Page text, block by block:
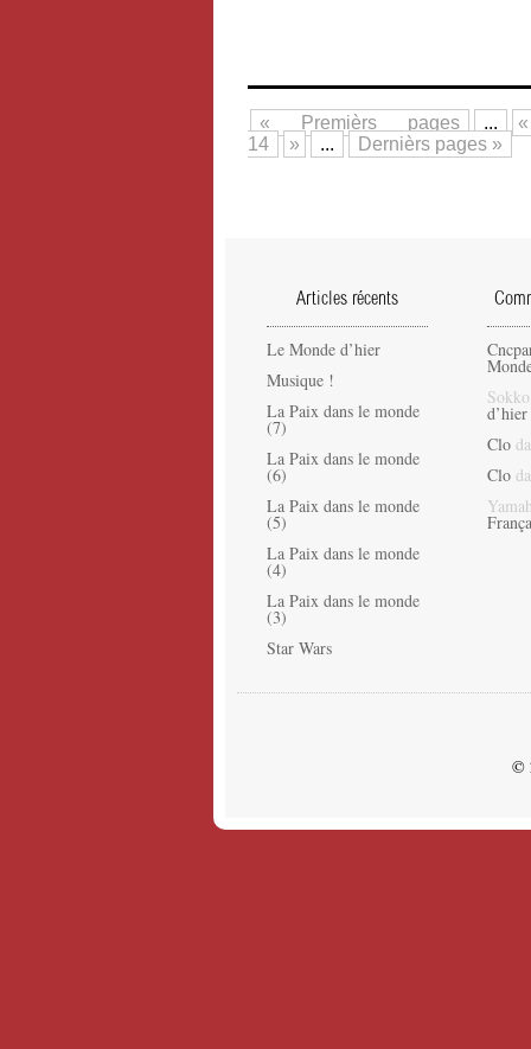
« Premièrs pages ...
«
14
» ... Dernièrs pages »
Articles récents
Le Monde d’hier
Musique !
La Paix dans le monde
(7)
La Paix dans le monde
(6)
La Paix dans le monde
(5)
La Paix dans le monde
(4)
La Paix dans le monde
(3)
Star Wars
Sokko
d’hier
Clo
Clo
©